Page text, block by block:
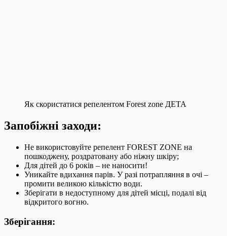
Як скористатися репелентом Forest zone ДЕТА
Запобіжні заходи:
Не використовуйте репелент FOREST ZONE на
пошкоджену, роздратовану або ніжну шкіру;
Для дітей до 6 років – не наносити!
Уникайте вдихання парів. У разі потрапляння в очі –
промити великою кількістю води.
Зберігати в недоступному для дітей місці, подалі від
відкритого вогню.
Зберігання: